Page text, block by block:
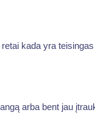
retai kada yra
arba bent jau